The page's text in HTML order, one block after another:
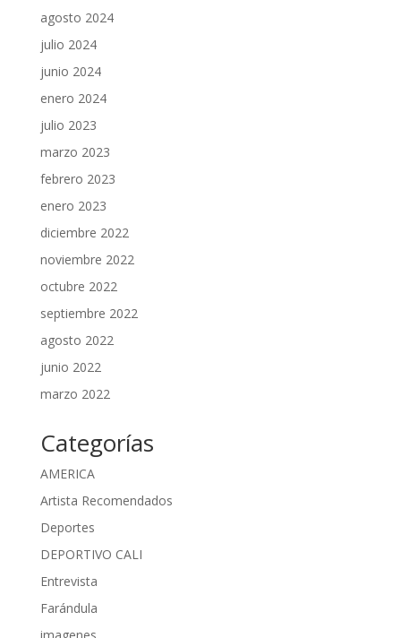
agosto 2024
julio 2024
junio 2024
enero 2024
julio 2023
marzo 2023
febrero 2023
enero 2023
diciembre 2022
noviembre 2022
octubre 2022
septiembre 2022
agosto 2022
junio 2022
marzo 2022
Categorías
AMERICA
Artista Recomendados
Deportes
DEPORTIVO CALI
Entrevista
Farándula